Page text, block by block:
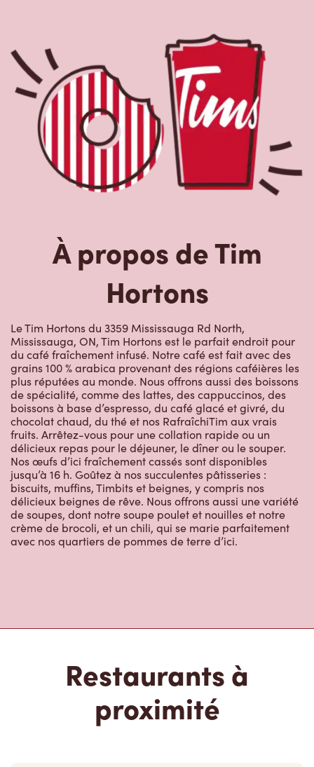
À propos de Tim
Hortons
Le Tim Hortons du 3359 Mississauga Rd North,
Mississauga, ON, Tim Hortons est le parfait endroit pour
du café fraîchement infusé. Notre café est fait avec des
grains 100 % arabica provenant des régions caféières les
plus réputées au monde. Nous offrons aussi des boissons
de spécialité, comme des lattes, des cappuccinos, des
boissons à base d’espresso, du café glacé et givré, du
chocolat chaud, du thé et nos RafraîchiTim aux vrais
fruits. Arrêtez-vous pour une collation rapide ou un
délicieux repas pour le déjeuner, le dîner ou le souper.
Nos œufs d’ici fraîchement cassés sont disponibles
jusqu’à 16 h. Goûtez à nos succulentes pâtisseries :
biscuits, muffins, Timbits et beignes, y compris nos
délicieux beignes de rêve. Nous offrons aussi une variété
de soupes, dont notre soupe poulet et nouilles et notre
crème de brocoli, et un chili, qui se marie parfaitement
avec nos quartiers de pommes de terre d’ici.
proximité